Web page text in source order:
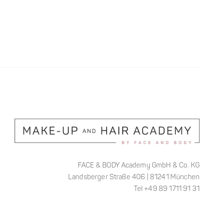
FACE & BODY Academy GmbH & Co. KG
Landsberger Straße 406 | 81241 München
Tel +49 89 1711 91 31